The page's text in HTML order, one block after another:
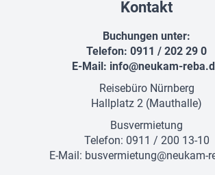
Kontakt
Buchungen unter:
Telefon: 0911 / 202 29 0
E-Mail: info@neukam-
Reisebüro Nürnberg
Hallplatz 2 (Mauthalle)
Busvermietung
Telefon: 0911 / 200 13-10
E-Mail: busvermietung@neukam-